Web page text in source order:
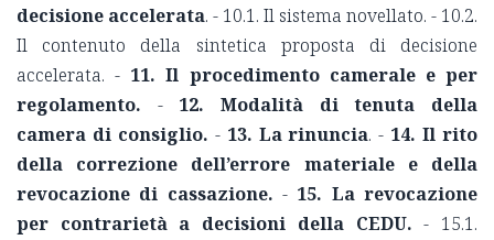
decisione accelerata. - 10.1. Il sistema novellato. - 10.2.
Il contenuto della sintetica proposta di decisione
accelerata. - 11. Il procedimento camerale e per
regolamento. - 12. Modalità di tenuta della
camera di consiglio. - 13. La rinuncia. - 14. Il rito
della correzione dell’errore materiale e della
revocazione di cassazione. - 15. La revocazione
per contrarietà a decisioni della CEDU.- 15.1.